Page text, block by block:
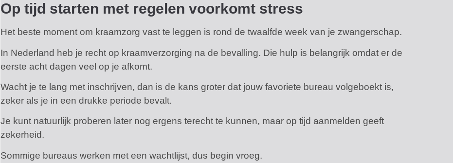
Op tijd starten met regelen voorkomt stress
Het beste moment om kraamzorg vast te leggen is rond de twaalfde week van je zwangerschap.
In Nederland heb je recht op kraamverzorging na de bevalling. Die hulp is belangrijk omdat er de
eerste acht dagen veel op je afkomt.
Wacht je te lang met inschrijven, dan is de kans groter dat jouw favoriete bureau volgeboekt is,
zeker als je in een drukke periode bevalt.
Je kunt natuurlijk proberen later nog ergens terecht te kunnen, maar op tijd aanmelden geeft
zekerheid.
Sommige bureaus werken met een wachtlijst, dus begin vroeg.